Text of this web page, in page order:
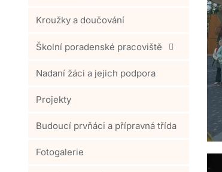
Kroužky a doučování
Školní poradenské pracoviště
Nadaní žáci a jejich podpora
Projekty
Budoucí prvňáci a přípravná třída
Fotogalerie